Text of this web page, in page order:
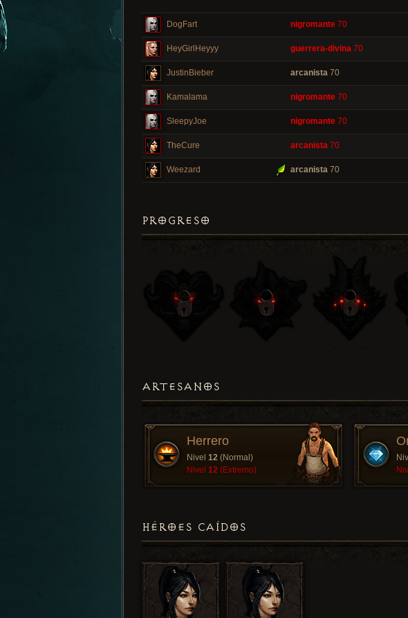
DogFart nigromante 70
HeyGirlHeyyy guerrera-divina 70
JustinBieber arcanista 70
Kamalama nigromante 70
SleepyJoe nigromante 70
TheCure arcanista 70
Weezard arcanista 70
PROGRESO
ARTESANOS
Herrero
Nivel 12 (Normal)
Nivel 12 (Extremo)
HÉROES CAÍDOS